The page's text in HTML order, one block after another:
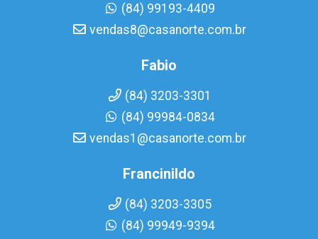
(84) 99193-4409
vendas8@casanorte.com.br
Fabio
(84) 3203-3301
(84) 99984-0834
vendas1@casanorte.com.br
Francinildo
(84) 3203-3305
(84) 99949-9394